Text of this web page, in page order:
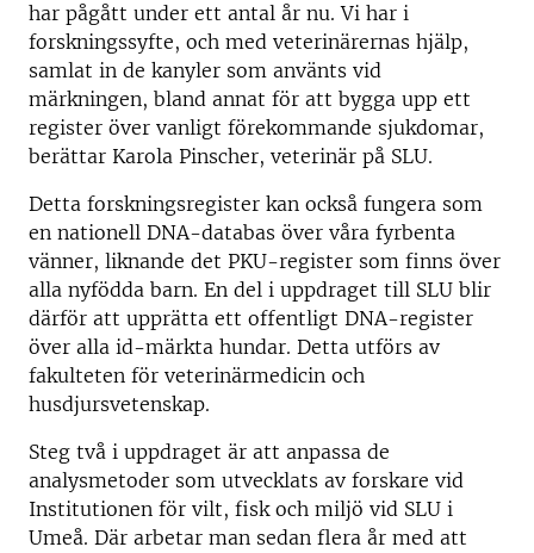
har pågått under ett antal år nu. Vi har i
forskningssyfte, och med veterinärernas hjälp,
samlat in de kanyler som använts vid
märkningen, bland annat för att bygga upp ett
register över vanligt förekommande sjukdomar,
berättar Karola Pinscher, veterinär på SLU.
Detta forskningsregister kan också fungera som
en nationell DNA-databas över våra fyrbenta
vänner, liknande det PKU-register som finns över
alla nyfödda barn. En del i uppdraget till SLU blir
därför att upprätta ett offentligt DNA-register
över alla id-märkta hundar. Detta utförs av
fakulteten för veterinärmedicin och
husdjursvetenskap.
Steg två i uppdraget är att anpassa de
analysmetoder som utvecklats av forskare vid
Institutionen för vilt, fisk och miljö vid SLU i
Umeå. Där arbetar man sedan flera år med att